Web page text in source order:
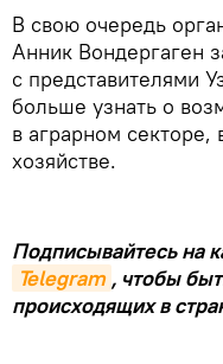
В свою очередь
Анник Вондергаген
с представителями
больше узнать о
в аграрном
хозяйстве.
Подписывайтесь на
Telegram , чтобы
происходящих в